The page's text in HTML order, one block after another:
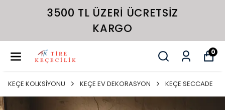
3500 TL ÜZERI ÜCRETSIZ
KARGO
0
KEÇE KOLKSİYONU KEÇE EV DEKORASYON KEÇE SECCADE